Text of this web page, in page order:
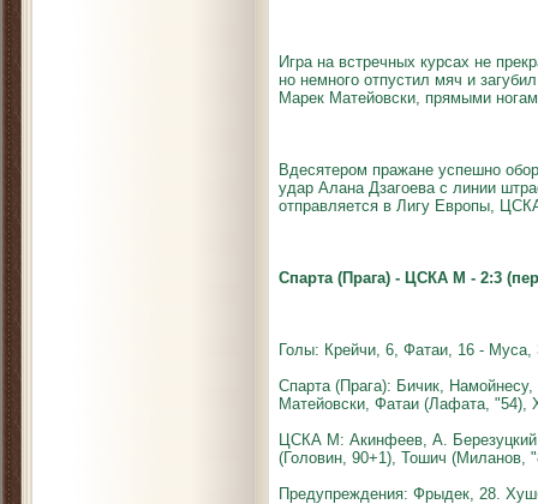
Игра на встречных курсах не
но немного отпустил мяч и
Марек Матейовски, прямыми
Вдесятером пражане успешно
удар Алана Дзагоева с линии
отправляется в Лигу Европы,
Спарта (Прага) - ЦСКА М - 2:3
Голы: Крейчи, 6, Фатаи, 16 - Муса,
Спарта (Прага): Бичик,
Матейовски, Фатаи (Лафата, "54),
ЦСКА М: Акинфеев, А.
(Головин, 90+1), Тошич (Миланов,
Предупреждения: Фрыдек, 28.